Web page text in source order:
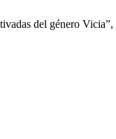
del género Vicia”,